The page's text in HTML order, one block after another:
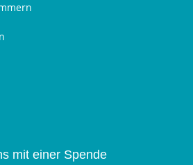
mit einer Spende